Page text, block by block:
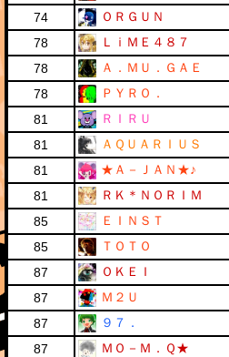
74
ＯＲＧＵＮ
78
ＬｉＭＥ４８７
78
Ａ．ＭＵ．ＧＡＥ
78
ＰＹＲＯ．
81
ＲＩＲＵ
81
ＡＱＵＡＲＩＵＳ
81
★Ａ－ＪＡＮ★♪
81
ＲＫ＊ＮＯＲＩＭ
85
ＥＩＮＳＴ
85
ＴＯＴＯ
87
ＯＫＥＩ
87
Ｍ２Ｕ
87
９７．
87
ＭＯ－Ｍ．Ｑ★